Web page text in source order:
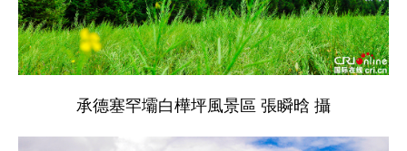
承德塞罕壩白樺坪風景區 張瞬晗 攝